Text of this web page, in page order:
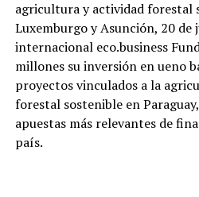
agricultura y actividad forestal
Luxemburgo y Asunción, 20 de
internacional eco.business
millones su inversión en ueno
proyectos vinculados a la
forestal sostenible en
apuestas más relevantes de
país.